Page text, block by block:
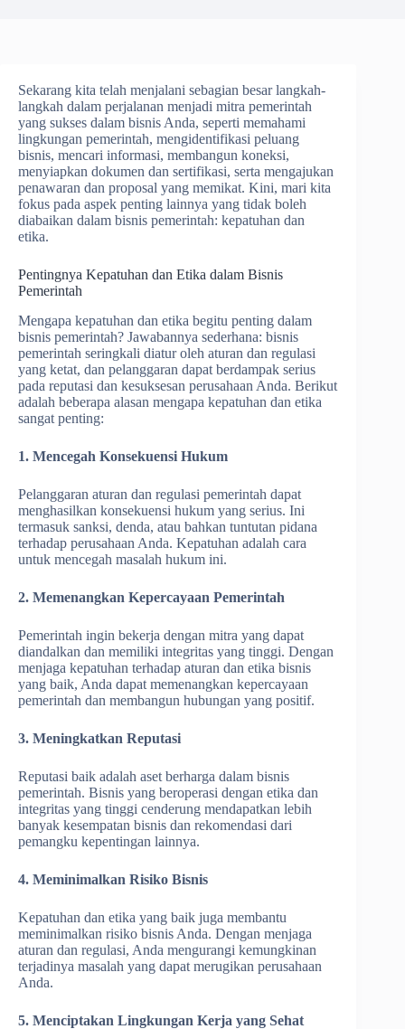
Sekarang kita telah menjalani sebagian besar langkah-
langkah dalam perjalanan menjadi mitra pemerintah
yang sukses dalam bisnis Anda, seperti memahami
lingkungan pemerintah, mengidentifikasi peluang
bisnis, mencari informasi, membangun koneksi,
menyiapkan dokumen dan sertifikasi, serta mengajukan
penawaran dan proposal yang memikat. Kini, mari kita
fokus pada aspek penting lainnya yang tidak boleh
diabaikan dalam bisnis pemerintah: kepatuhan dan
etika.
Pentingnya Kepatuhan dan Etika dalam Bisnis
Pemerintah
Mengapa kepatuhan dan etika begitu penting dalam
bisnis pemerintah? Jawabannya sederhana: bisnis
pemerintah seringkali diatur oleh aturan dan regulasi
yang ketat, dan pelanggaran dapat berdampak serius
pada reputasi dan kesuksesan perusahaan Anda. Berikut
adalah beberapa alasan mengapa kepatuhan dan etika
sangat penting:
1. Mencegah Konsekuensi Hukum
Pelanggaran aturan dan regulasi pemerintah dapat
menghasilkan konsekuensi hukum yang serius. Ini
termasuk sanksi, denda, atau bahkan tuntutan pidana
terhadap perusahaan Anda. Kepatuhan adalah cara
untuk mencegah masalah hukum ini.
2. Memenangkan Kepercayaan Pemerintah
Pemerintah ingin bekerja dengan mitra yang dapat
diandalkan dan memiliki integritas yang tinggi. Dengan
menjaga kepatuhan terhadap aturan dan etika bisnis
yang baik, Anda dapat memenangkan kepercayaan
pemerintah dan membangun hubungan yang positif.
3. Meningkatkan Reputasi
Reputasi baik adalah aset berharga dalam bisnis
pemerintah. Bisnis yang beroperasi dengan etika dan
integritas yang tinggi cenderung mendapatkan lebih
banyak kesempatan bisnis dan rekomendasi dari
pemangku kepentingan lainnya.
4. Meminimalkan Risiko Bisnis
Kepatuhan dan etika yang baik juga membantu
meminimalkan risiko bisnis Anda. Dengan menjaga
aturan dan regulasi, Anda mengurangi kemungkinan
terjadinya masalah yang dapat merugikan perusahaan
Anda.
5. Menciptakan Lingkungan Kerja yang Sehat